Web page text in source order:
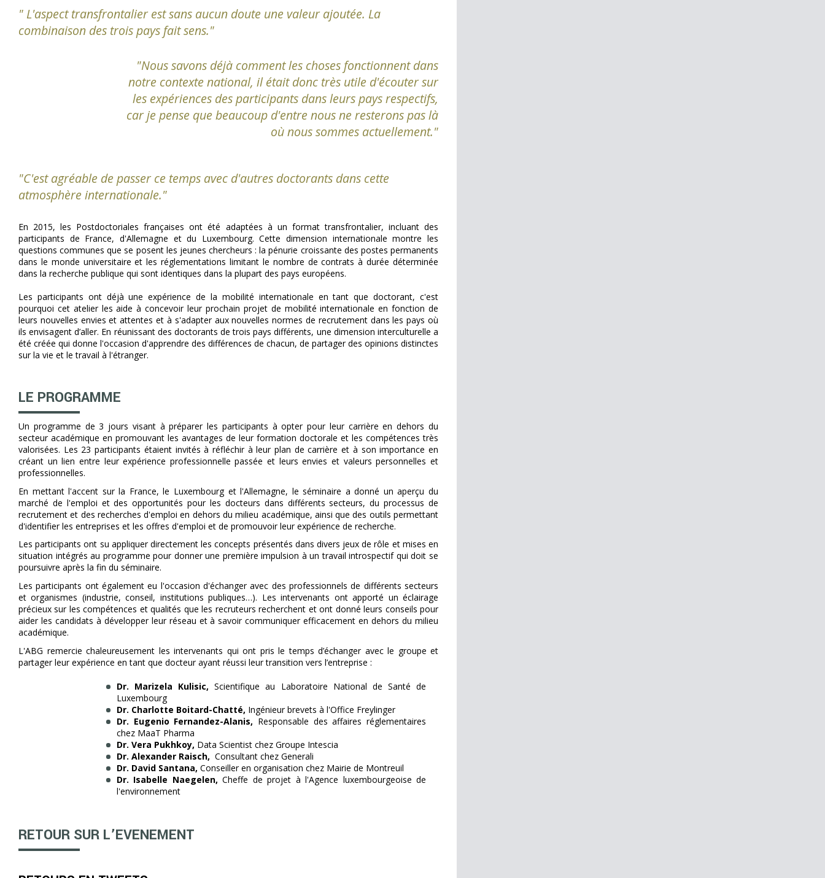
" L'aspect transfrontalier est sans aucun doute une valeur ajoutée. La
combinaison des trois pays fait sens."
"Nous savons déjà comment les choses fonctionnent dans
notre contexte national, il était donc très utile d'écouter sur
les expériences des participants dans leurs pays respectifs,
car je pense que beaucoup d'entre nous ne resterons pas là
où nous sommes actuellement."
"C'est agréable de passer ce temps avec d'autres doctorants dans cette
atmosphère internationale."
En 2015, les Postdoctoriales françaises ont été adaptées à un format transfrontalier, incluant des
participants de France, d'Allemagne et du Luxembourg. Cette dimension internationale montre les
questions communes que se posent les jeunes chercheurs : la pénurie croissante des postes permanents
dans le monde universitaire et les réglementations limitant le nombre de contrats à durée déterminée
dans la recherche publique qui sont identiques dans la plupart des pays européens.
Les participants ont déjà une expérience de la mobilité internationale en tant que doctorant, c'est
pourquoi cet atelier les aide à concevoir leur prochain projet de mobilité internationale en fonction de
leurs nouvelles envies et attentes et à s'adapter aux nouvelles normes de recrutement dans les pays où
ils envisagent d’aller. En réunissant des doctorants de trois pays différents, une dimension interculturelle a
été créée qui donne l'occasion d'apprendre des différences de chacun, de partager des opinions distinctes
sur la vie et le travail à l'étranger.
LE PROGRAMME
Un programme de 3 jours visant à préparer les participants à opter pour leur carrière en dehors du
secteur académique en promouvant les avantages de leur formation doctorale et les compétences très
valorisées. Les 23 participants étaient invités à réfléchir à leur plan de carrière et à son importance en
créant un lien entre leur expérience professionnelle passée et leurs envies et valeurs personnelles et
professionnelles.
En mettant l'accent sur la France, le Luxembourg et l'Allemagne, le séminaire a donné un aperçu du
marché de l'emploi et des opportunités pour les docteurs dans différents secteurs, du processus de
recrutement et des recherches d'emploi en dehors du milieu académique, ainsi que des outils permettant
d'identifier les entreprises et les offres d'emploi et de promouvoir leur expérience de recherche.
Les participants ont su appliquer directement les concepts présentés dans divers jeux de rôle et mises en
situation intégrés au programme pour donner une première impulsion à un travail introspectif qui doit se
poursuivre après la fin du séminaire.
Les participants ont également eu l'occasion d'échanger avec des professionnels de différents secteurs
et organismes (industrie, conseil, institutions publiques…). Les intervenants ont apporté un éclairage
précieux sur les compétences et qualités que les recruteurs recherchent et ont donné leurs conseils pour
aider les candidats à développer leur réseau et à savoir communiquer efficacement en dehors du milieu
académique.
L'ABG remercie chaleureusement les intervenants qui ont pris le temps d’échanger avec le groupe et
partager leur expérience en tant que docteur ayant réussi leur transition vers l’entreprise :
Dr. Marizela Kulisic, Scientifique au Laboratoire National de Santé de
Luxembourg
Dr. Charlotte Boitard-Chatté, Ingénieur brevets à l'Office Freylinger
Dr. Eugenio Fernandez-Alanis, Responsable des affaires réglementaires
chez MaaT Pharma
Dr. Vera Pukhkoy, Data Scientist chez Groupe Intescia
Dr. Alexander Raisch, Consultant chez Generali
Dr. David Santana, Conseiller en organisation chez Mairie de Montreuil
Dr. Isabelle Naegelen, Cheffe de projet à l'Agence luxembourgeoise de
l'environnement
RETOUR SUR L’EVENEMENT